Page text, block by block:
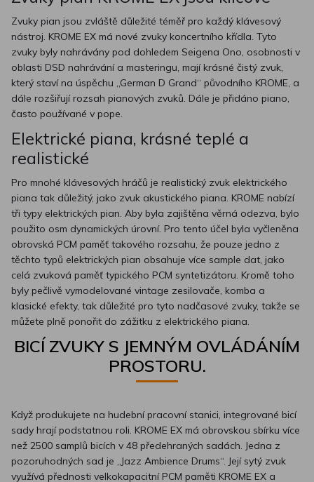
Zvuky pian jsou zvláště důležité téměř pro každý klávesový
nástroj. KROME EX má nové zvuky koncertního křídla. Tyto
zvuky byly nahrávány pod dohledem Seigena Ono, osobnosti v
oblasti DSD nahrávání a masteringu, mají krásné čistý zvuk,
který staví na úspěchu „German D Grand“ původního KROME, a
dále rozšiřují rozsah pianových zvuků. Dále je přidáno piano,
často používané v pope.
Elektrické piana, krásné teplé a
realistické
Pro mnohé klávesových hráčů je realistický zvuk elektrického
piana tak důležitý, jako zvuk akustického piana. KROME nabízí
tři typy elektrických pian. Aby byla zajištěna věrná odezva, bylo
použito osm dynamických úrovní. Pro tento účel byla vyčleněna
obrovská PCM paměť takového rozsahu, že pouze jedno z
těchto typů elektrických pian obsahuje více sample dat, jako
celá zvuková paměť typického PCM syntetizátoru. Kromě toho
byly pečlivě vymodelované vintage zesilovače, komba a
klasické efekty, tak důležité pro tyto nadčasové zvuky, takže se
můžete plně ponořit do zážitku z elektrického piana.
BICÍ ZVUKY S JEMNÝM OVLÁDÁNÍM
PROSTORU.
Když produkujete na hudební pracovní stanici, integrované bicí
sady hrají podstatnou roli. KROME EX má obrovskou sbírku více
než 2500 samplů bicích v 48 předehraných sadách. Jedna z
pozoruhodných sad je „Jazz Ambience Drums“. Její sytý zvuk
využívá přednosti velkokapacitní PCM paměti KROME EX a